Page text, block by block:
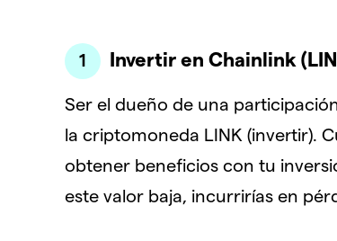
Invertir en Chainlink
Ser el dueño de una
la criptomoneda LINK (invertir).
obtener beneficios con tu
este valor baja, incurrirías en